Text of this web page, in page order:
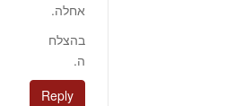
אחלה.
בהצלח
ה.
Reply